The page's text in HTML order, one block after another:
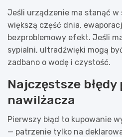
Jeśli urządzenie ma stanąć w
większą część dnia,
bezproblemowy efekt. Jeśli
sypialni, ultradźwięki mogą
zadbano o wodę i czystość.
Najczęstsze
nawilżacza
Pierwszy błąd to kupowanie
— patrzenie tylko na